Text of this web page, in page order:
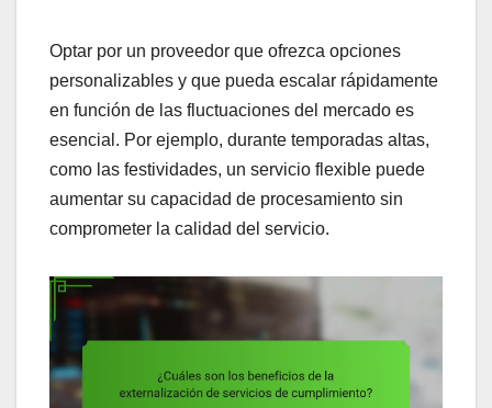
Optar por un proveedor que ofrezca opciones
personalizables y que pueda escalar rápidamente
en función de las fluctuaciones del mercado es
esencial. Por ejemplo, durante temporadas altas,
como las festividades, un servicio flexible puede
aumentar su capacidad de procesamiento sin
comprometer la calidad del servicio.